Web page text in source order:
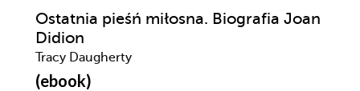
Ostatnia pieśń miłosna. Biografia Joan
Didion
Tracy Daugherty
(ebook)